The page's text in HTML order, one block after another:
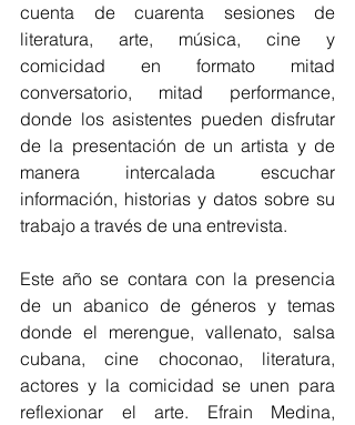
cuenta de cuarenta sesiones de
literatura, arte, música, cine y
comicidad en formato mitad
conversatorio, mitad performance,
donde los asistentes pueden disfrutar
de la presentación de un artista y de
manera intercalada escuchar
información, historias y datos sobre su
trabajo a través de una entrevista.
Este año se contara con la presencia
de un abanico de géneros y temas
donde el merengue, vallenato, salsa
cubana, cine choconao, literatura,
actores y la comicidad se unen para
reflexionar el arte. Efrain Medina,